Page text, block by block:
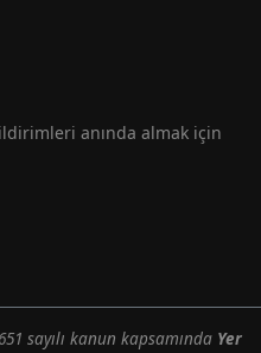
anında almak için
sayılı kanun kapsamında Yer